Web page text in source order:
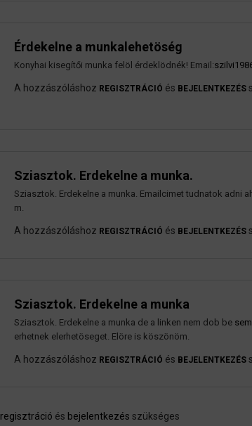
Érdekelne a munkalehetöség
Konyhai kisegítői munka felöl érdeklödnék! Email:
A hozzászóláshoz REGISZTRÁCIÓ és BEJELENTKEZÉS
Sziasztok. Erdekelne a munka.
Sziasztok. Erdekelne a munka. Emailcimet tudnatok adni
m.
A hozzászóláshoz REGISZTRÁCIÓ és BEJELENTKEZÉS
Sziasztok. Erdekelne a munka
Sziasztok. Erdekelne a munka de a linken nem dob be
erhetnek elerhetöseget. Elöre is köszönöm.
A hozzászóláshoz REGISZTRÁCIÓ és BEJELENTKEZÉS
regisztráció és bejelentkezés szükséges